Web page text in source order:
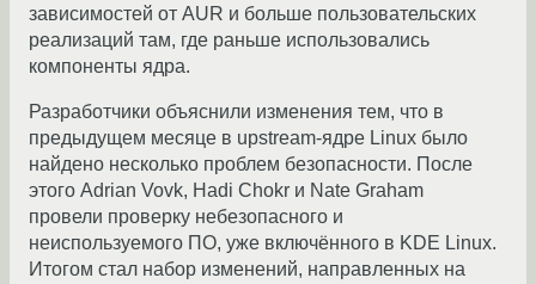
зависимостей от AUR и больше пользовательских
реализаций там, где раньше использовались
компоненты ядра.
Разработчики объяснили изменения тем, что в
предыдущем месяце в upstream-ядре Linux было
найдено несколько проблем безопасности. После
этого Adrian Vovk, Hadi Chokr и Nate Graham
провели проверку небезопасного и
неиспользуемого ПО, уже включённого в KDE Linux.
Итогом стал набор изменений, направленных на